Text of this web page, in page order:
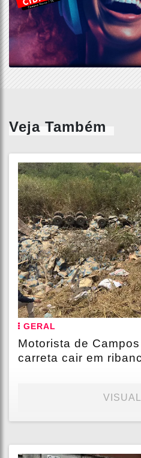
Veja Também
GERAL
Motorista de
carreta cair em